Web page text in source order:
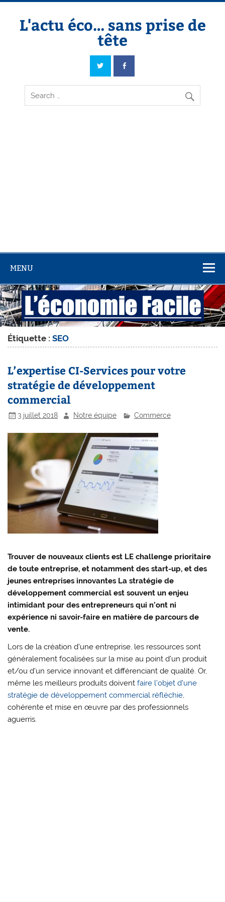
Skip
contentL'actu éco… sans prise de
tête
L'actu éco… sans prise de tête
MENU
Étiquette :SEO
L’expertise CI-Services pour votre
stratégie de développement
commercial
3 juillet 2018 Notre équipe Commerce
Trouver de nouveaux clients est LE challenge prioritaire
de toute entreprise, et notamment des start-up, et des
jeunes entreprises innovantes La stratégie de
développement commercial est souvent un enjeu
intimidant pour des entrepreneurs qui n’ont ni
expérience ni savoir-faire en matière de parcours de
vente.
Lors de la création d’une entreprise, les ressources sont
généralement focalisées sur la mise au point d’un produit
et/ou d’un service innovant et différenciant de qualité. Or,
même les meilleurs produits doivent faire l’objet d’une
stratégie de développement commercial réfléchie,
cohérente et mise en œuvre par des professionnels
aguerris.